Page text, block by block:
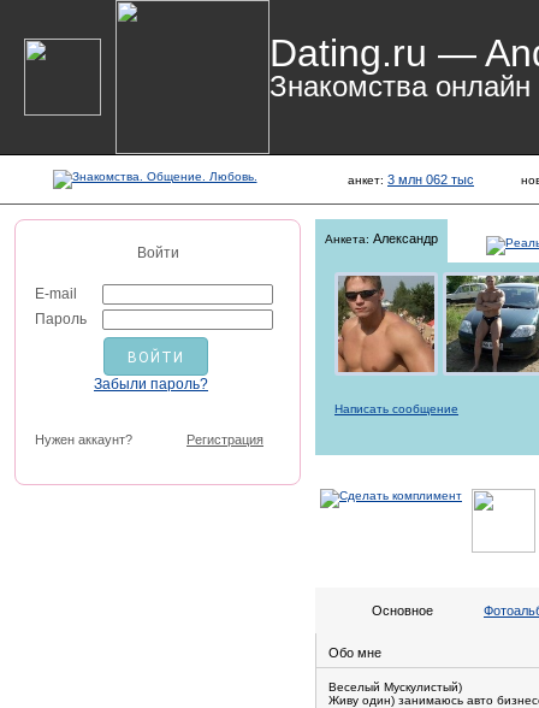
Dating.ru —
Знакомства онлайн
анкет: 3 млн 062 тыс
Войти
E-mail
Пароль
Забыли пароль?
Нужен аккаунт? Регистрация
Анкета: Александр
Написать сообщение
Основное
Обо мне
Веселый Мускулистый)
Живу один) занимаюсь авто